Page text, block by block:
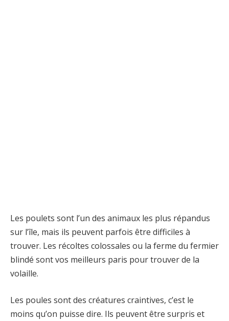
Les poulets sont l’un des animaux les plus répandus
sur l’île, mais ils peuvent parfois être difficiles à
trouver. Les récoltes colossales ou la ferme du fermier
blindé sont vos meilleurs paris pour trouver de la
volaille.
Les poules sont des créatures craintives, c’est le
moins qu’on puisse dire. Ils peuvent être surpris et